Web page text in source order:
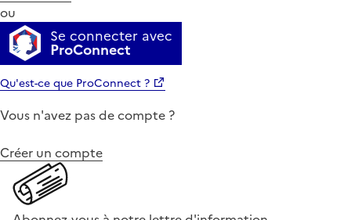
ou
Se connecter avec
ProConnect
Qu'est-ce que ProConnect ?
Vous n'avez pas de compte ?
Créer un compte